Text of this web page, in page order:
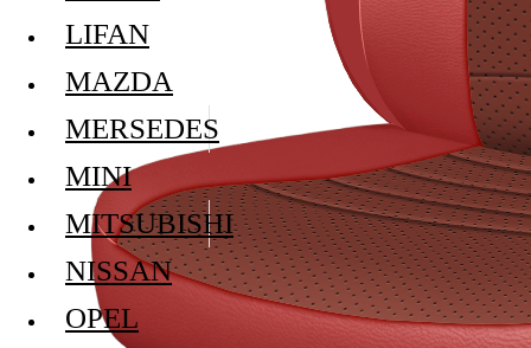
LIFAN
MAZDA
MERSEDES
MINI
MITSUBISHI
NISSAN
OPEL